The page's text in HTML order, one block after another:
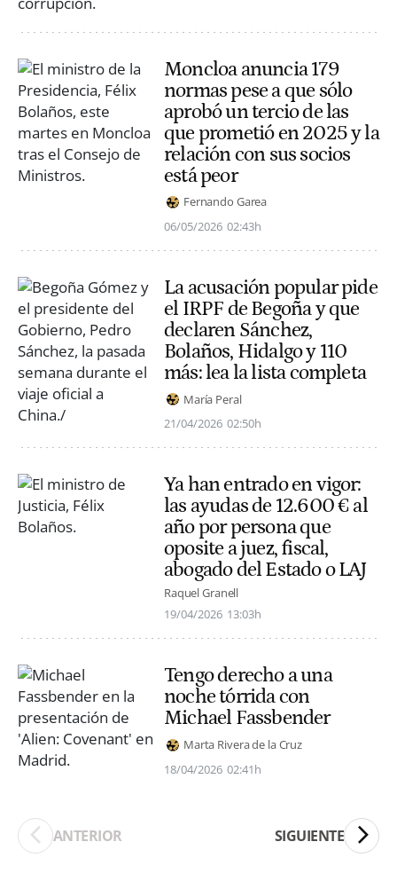
Moncloa anuncia 179
normas pese a que sólo
aprobó un tercio de las
que prometió en 2025 y la
relación con sus socios
está peor
Fernando Garea
06/05/2026 02:43h
La acusación popular pide
el IRPF de Begoña y que
declaren Sánchez,
Bolaños, Hidalgo y 110
más: lea la lista completa
María Peral
21/04/2026 02:50h
Ya han entrado en vigor:
las ayudas de 12.600 € al
año por persona que
oposite a juez, fiscal,
abogado del Estado o LAJ
Raquel Granell
19/04/2026 13:03h
Tengo derecho a una
noche tórrida con
Michael Fassbender
Marta Rivera de la Cruz
18/04/2026 02:41h
ANTERIOR SIGUIENTE